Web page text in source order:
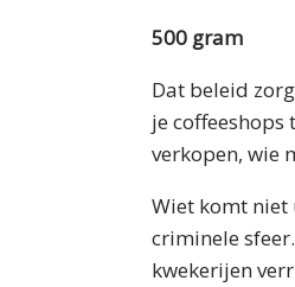
500 gram
Dat beleid
je
verkopen, wie
Wiet komt niet
criminele
kwekerijen